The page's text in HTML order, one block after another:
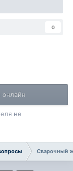
0
онлайн
не
Сварочный